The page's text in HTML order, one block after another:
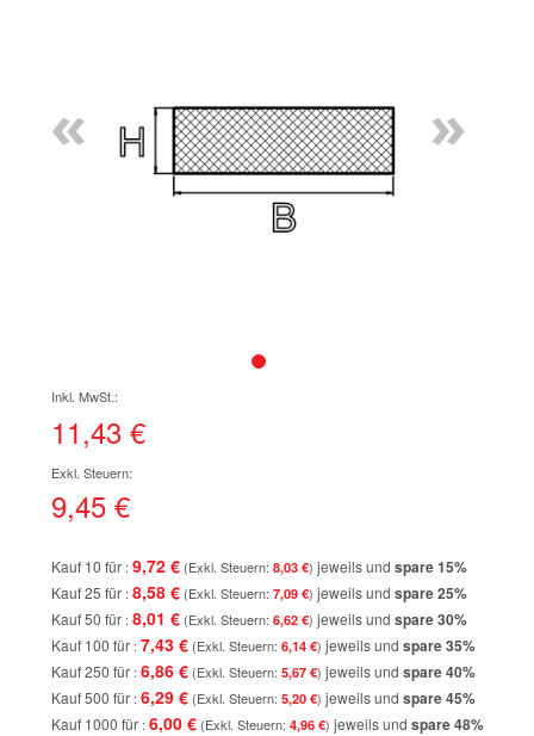
« »
der
Bildgalerie
11,43 €
9,45 €
Kauf 10 für 9,72 € 8,03 € jeweils und spare15%
Kauf 25 für 8,58 € 7,09 € jeweils und spare25%
Kauf 50 für 8,01 € 6,62 € jeweils und spare30%
Kauf 100 für 7,43 € 6,14 € jeweils und spare35%
Kauf 250 für 6,86 € 5,67 € jeweils und spare40%
Kauf 500 für 6,29 € 5,20 € jeweils und spare45%
Kauf 1000 für 6,00 € 4,96 € jeweils und spare48%